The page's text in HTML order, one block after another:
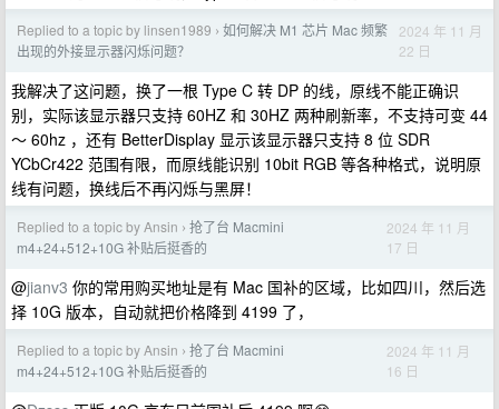
Replied to a topic by linsen1989 › 如何解决 M1 芯片 Mac 频繁
出现的外接显示器闪烁问题？
2024 年 11 月
22 日
我解决了这问题，换了一根 Type C 转 DP 的线，原线不能正确识
别，实际该显示器只支持 60HZ 和 30HZ 两种刷新率，不支持可变 44
～ 60hz ，还有 BetterDisplay 显示该显示器只支持 8 位 SDR
YCbCr422 范围有限，而原线能识别 10bit RGB 等各种格式，说明原
线有问题，换线后不再闪烁与黑屏！
Replied to a topic by Ansin › 抢了台 Macmini
m4+24+512+10G 补贴后挺香的
2024 年 11 月
17 日
@jianv3 你的常用购买地址是有 Mac 国补的区域，比如四川，然后选
择 10G 版本，自动就把价格降到 4199 了，
Replied to a topic by Ansin › 抢了台 Macmini
m4+24+512+10G 补贴后挺香的
2024 年 11 月
16 日